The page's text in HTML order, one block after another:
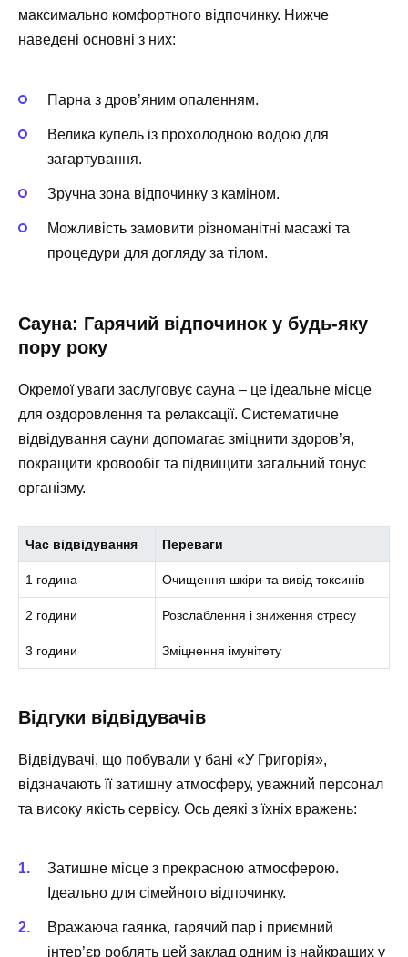
максимально комфортного відпочинку. Нижче
наведені основні з них:
Парна з дров’яним опаленням.
Велика купель із прохолодною водою для
загартування.
Зручна зона відпочинку з каміном.
Можливість замовити різноманітні масажі та
процедури для догляду за тілом.
Сауна: Гарячий відпочинок у будь-яку
пору року
Окремої уваги заслуговує сауна – це ідеальне місце
для оздоровлення та релаксації. Систематичне
відвідування сауни допомагає зміцнити здоров’я,
покращити кровообіг та підвищити загальний тонус
організму.
Час відвідування Переваги
1 година Очищення шкіри та вивід токсинів
2 години Розслаблення і зниження стресу
3 години Зміцнення імунітету
Відгуки відвідувачів
Відвідувачі, що побували у бані «У Григорія»,
відзначають її затишну атмосферу, уважний персонал
та високу якість сервісу. Ось деякі з їхніх вражень:
Затишне місце з прекрасною атмосферою.
Ідеально для сімейного відпочинку.
Вражаюча гаянка, гарячий пар і приємний
інтер’єр роблять цей заклад одним із найкращих у